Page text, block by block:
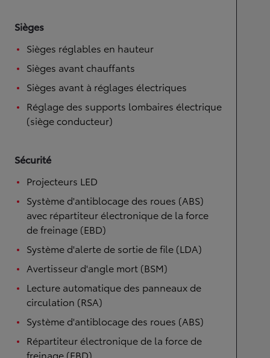
Sièges
Sièges réglables en hauteur
Sièges avant chauffants
Sièges avant à réglages électriques
Réglage des supports lombaires électrique
(siège conducteur)
Sécurité
Projecteurs LED
Système d'antiblocage des roues (ABS)
avec répartiteur électronique de la force
de freinage (EBD)
Système d'alerte de sortie de file (LDA)
Avertisseur d'angle mort (BSM)
Lecture automatique des panneaux de
circulation (RSA)
Système d'antiblocage des roues (ABS)
Répartiteur électronique de la force de
freinage (EBD)